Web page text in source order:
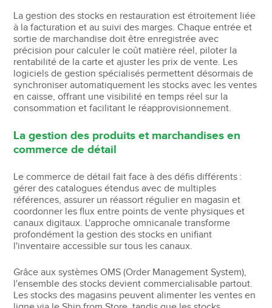
La gestion des stocks en restauration est étroitement liée
à la facturation et au suivi des marges. Chaque entrée et
sortie de marchandise doit être enregistrée avec
précision pour calculer le coût matière réel, piloter la
rentabilité de la carte et ajuster les prix de vente. Les
logiciels de gestion spécialisés permettent désormais de
synchroniser automatiquement les stocks avec les ventes
en caisse, offrant une visibilité en temps réel sur la
consommation et facilitant le réapprovisionnement.
La gestion des produits et marchandises en
commerce de détail
Le commerce de détail fait face à des défis différents :
gérer des catalogues étendus avec de multiples
références, assurer un réassort régulier en magasin et
coordonner les flux entre points de vente physiques et
canaux digitaux. L'approche omnicanale transforme
profondément la gestion des stocks en unifiant
l'inventaire accessible sur tous les canaux.
Grâce aux systèmes OMS (Order Management System),
l'ensemble des stocks devient commercialisable partout.
Les stocks des magasins peuvent alimenter les ventes en